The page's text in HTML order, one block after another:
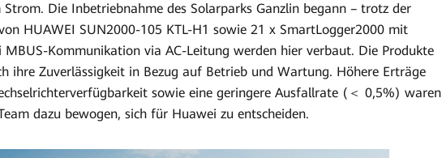
Die Inbetriebnahme des Solarparks Ganzlin begann – trotz der
HUAWEI SUN2000-105 KTL-H1 sowie 21 x SmartLogger2000 mit
MBUS-Kommunikation via AC-Leitung werden hier verbaut. Die Produkte
ihre Zuverlässigkeit in Bezug auf Betrieb und Wartung. Höhere Erträge
sowie eine geringere Ausfallrate (＜ 0,5%) waren
dazu bewogen, sich für Huawei zu entscheiden.